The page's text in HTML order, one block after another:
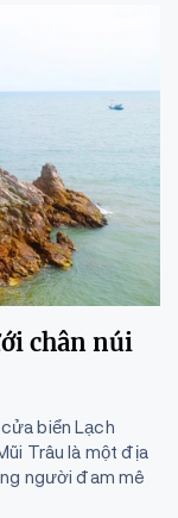
chân núi
biển Lạch
Trâu là một địa
người đam mê